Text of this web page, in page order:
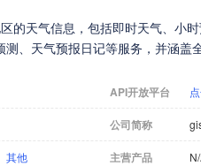
的天气信息，包括即时天气、小
、天气预报日记等服务，并涵盖
API开放平台
公司简称
其他 主营产品